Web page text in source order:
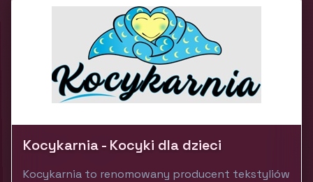
Kocykarnia - Kocyki dla dzieci
Kocykarnia to renomowany producent tekstyliów